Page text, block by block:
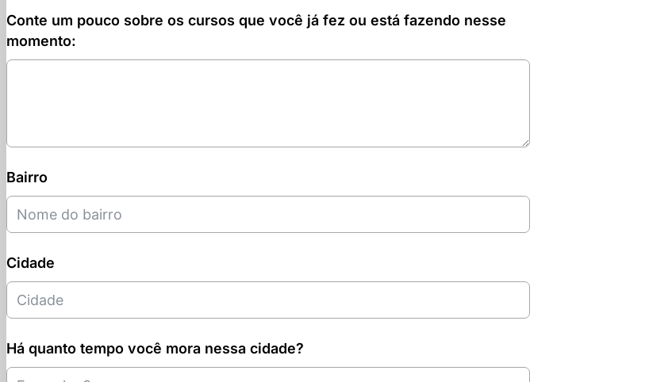
Conte um pouco sobre os cursos que você já fez ou está fazendo nesse
momento:
Bairro
Cidade
Há quanto tempo você mora nessa cidade?